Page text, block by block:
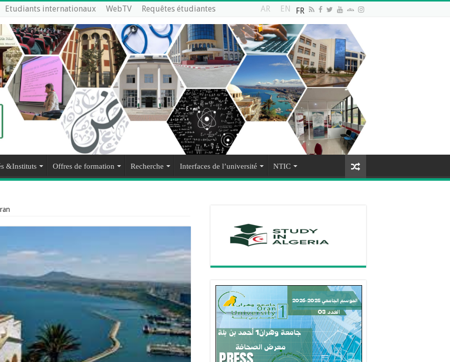
Etudiants internationaux WebTV Requêtes étudiantes AR EN FR
&Instituts Offres de formation Recherche Interfaces de l’université NTIC